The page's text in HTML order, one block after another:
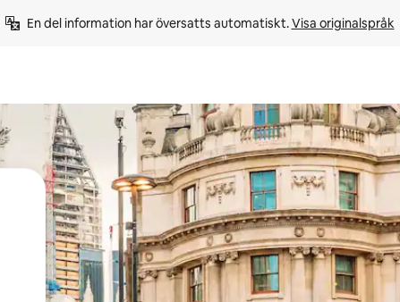
En del information har översatts automatiskt. Visa originalspråk